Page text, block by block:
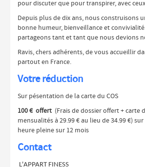
pour discuter que pour transpirer, avec
Depuis plus de dix ans, nous
bonne humeur, bienveillance et
partageons tant et tant que nous devions
Ravis, chers adhérents, de vous accueillir
partout en France.
Votre réduction
Sur pésentation de la carte du COS
100 € offert (Frais de dossier offert + carte
mensualités à 29.99 € au lieu de 34.99 €)
heure pleine sur 12 mois
Contact
L'APPART FINESS